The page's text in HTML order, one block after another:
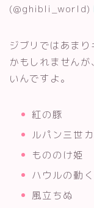
(@ghibli_world)
ジブリではあま
かもしれません
いんですよ。
紅の豚
ルパン三世
もののけ姫
ハウルの動
風立ちぬ